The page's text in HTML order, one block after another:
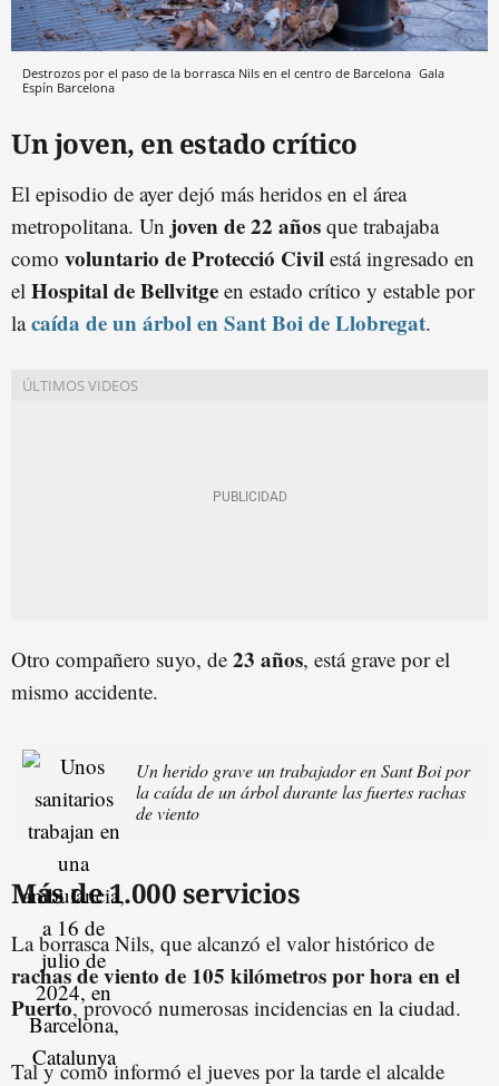
Destrozos por el paso de la borrasca Nils en el centro de Barcelona Gala
Espín Barcelona
Un joven, en estado crítico
El episodio de ayer dejó más heridos en el área
metropolitana. Un joven de 22 años que trabajaba
como voluntario de Protecció Civil está ingresado en
el Hospital de Bellvitge en estado crítico y estable por
lacaída de un árbol en Sant Boi de Llobregat.
Otro compañero suyo, de 23 años, está grave por el
mismo accidente.
Un herido grave un trabajador en Sant Boi por
la caída de un árbol durante las fuertes rachas
de viento
Más de 1.000 servicios
La borrasca Nils, que alcanzó el valor histórico de
rachas de viento de 105 kilómetros por hora en el
Puerto, provocó numerosas incidencias en la ciudad.
Tal y como informó el jueves por la tarde el alcalde